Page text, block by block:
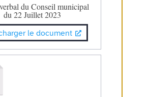
du Conseil municipal
du 22 Juillet 2023
le document